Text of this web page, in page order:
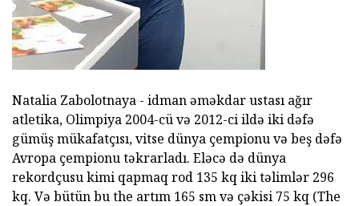
Natalia Zabolotnaya - idman əməkdar ustası ağır
atletika, Olimpiya 2004-cü və 2012-ci ildə iki dəfə
gümüş mükafatçısı, vitse dünya çempionu və beş dəfə
Avropa çempionu təkrarladı. Eləcə də dünya
rekordçusu kimi qapmaq rod 135 kq iki təlimlər 296
kq. Və bütün bu the artım 165 sm və çəkisi 75 kq (The